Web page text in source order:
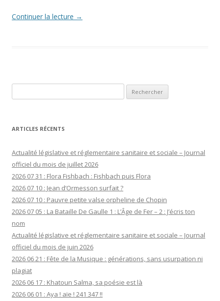
Continuer la lecture →
ARTICLES RÉCENTS
Actualité législative et réglementaire sanitaire et sociale – Journal
officiel du mois de juillet 2026
2026 07 31 : Flora Fishbach : Fishbach puis Flora
2026 07 10 : Jean d’Ormesson surfait ?
2026 07 10 : Pauvre petite valse orpheline de Chopin
2026 07 05 : La Bataille De Gaulle 1 : L’Âge de Fer – 2 : J’écris ton
nom
Actualité législative et réglementaire sanitaire et sociale – Journal
officiel du mois de juin 2026
2026 06 21 : Fête de la Musique : générations, sans usurpation ni
plagiat
2026 06 17 : Khatoun Salma, sa poésie est là
2026 06 01 : Aya ! aïe ! 241 347 !!